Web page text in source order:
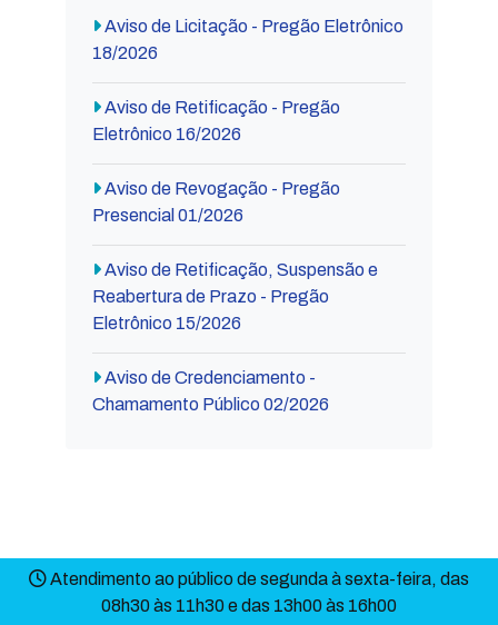
Aviso de Licitação - Pregão Eletrônico
18/2026
Aviso de Retificação - Pregão
Eletrônico 16/2026
Aviso de Revogação - Pregão
Presencial 01/2026
Aviso de Retificação, Suspensão e
Reabertura de Prazo - Pregão
Eletrônico 15/2026
Aviso de Credenciamento -
Chamamento Público 02/2026
Atendimento ao público de segunda à sexta-feira, das
08h30 às 11h30 e das 13h00 às 16h00